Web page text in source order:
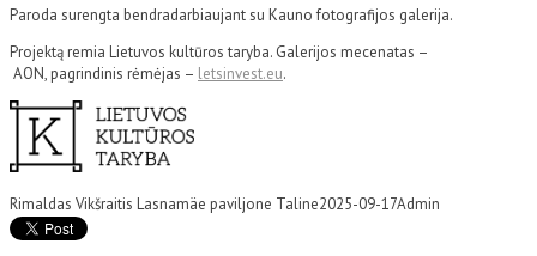
Paroda surengta bendradarbiaujant su Kauno fotografijos galerija.
Projektą remia Lietuvos kultūros taryba. Galerijos mecenatas –
AON, pagrindinis rėmėjas – letsinvest.eu.
Rimaldas Vikšraitis Lasnamäe paviljone Taline2025-09-17Admin